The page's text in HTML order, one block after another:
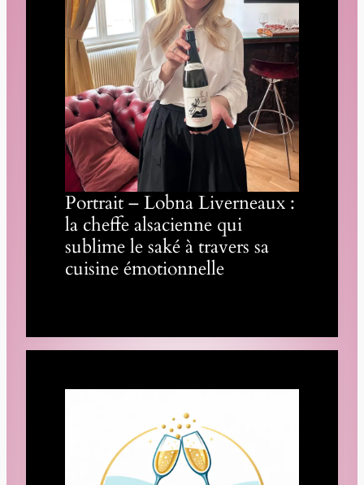
Portrait – Lobna Liverneaux :
la cheffe alsacienne qui
sublime le saké à travers sa
cuisine émotionnelle